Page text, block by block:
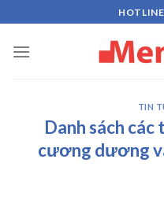
to
content
TIN
Danh sách
cương dương